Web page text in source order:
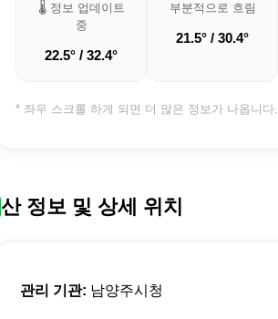
🌡️ 정보 업데이트
중
22.5° / 32.4°
부분적으로 흐림
21.5° / 30.4°
* 좌우 스크롤 하게 되면 더 많은 정보가 나옵니다.
산 정보 및 상세 위치
관리 기관: 남양주시청